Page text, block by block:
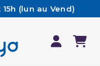
(lun au Vend)
jour même
FAQ
d'achat*